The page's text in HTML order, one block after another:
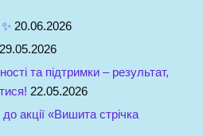
20.06.2026
29.05.2026
та підтримки – результат,
22.05.2026
акції «Вишита стрічка